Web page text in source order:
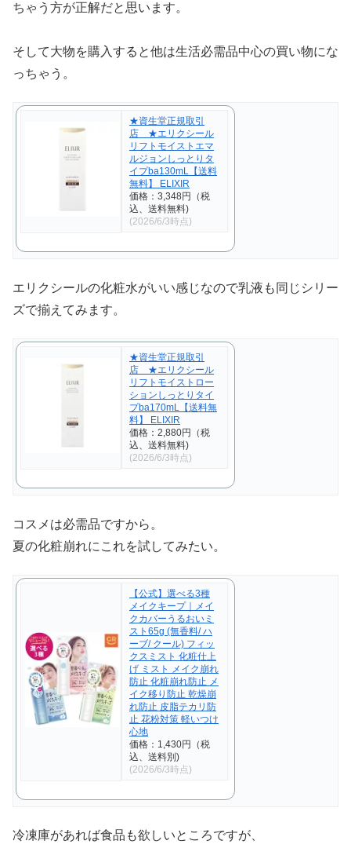
ちゃう方が正解だと思います。
そして大物を購入すると他は生活必需品中心の買い物にな
っちゃう。
★資生堂正規取引
店 ★エリクシール
リフトモイストエマ
ルジョンしっとりタ
イプba130mL【送料
無料】 ELIXIR
価格：3,348円（税
込、送料無料)
(2026/6/3時点)
エリクシールの化粧水がいい感じなので乳液も同じシリー
ズで揃えてみます。
★資生堂正規取引
店 ★エリクシール
リフトモイストロー
ションしっとりタイ
プba170mL【送料無
料】 ELIXIR
価格：2,880円（税
込、送料無料)
(2026/6/3時点)
コスメは必需品ですから。
夏の化粧崩れにこれを試してみたい。
【公式】選べる3種
メイクキープ｜メイ
クカバーうるおいミ
スト65g (無香料/ ハ
ーブ/ クール) フィッ
クスミスト 化粧仕上
げ ミスト メイク崩れ
防止 化粧崩れ防止 メ
イク移り防止 乾燥崩
れ防止 皮脂テカリ防
止 花粉対策 軽いつけ
心地
価格：1,430円（税
込、送料別)
(2026/6/3時点)
冷凍庫があれば食品も欲しいところですが、